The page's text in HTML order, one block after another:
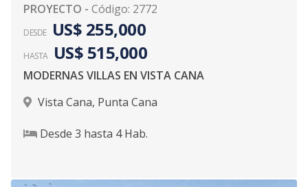
PROYECTO - Código: 2772
DESDE US$ 255,000
HASTA US$ 515,000
MODERNAS VILLAS EN VISTA CANA
Vista Cana, Punta Cana
Desde 3 hasta 4Hab.